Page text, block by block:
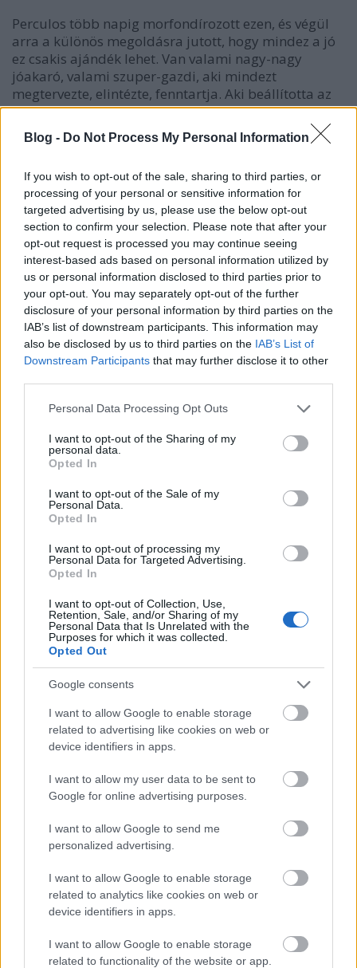
Blog - Do Not Process My Personal Information
If you wish to opt-out of the sale, sharing to third parties, or
processing of your personal or sensitive information for
targeted advertising by us, please use the below opt-out
section to confirm your selection. Please note that after your
opt-out request is processed you may continue seeing
interest-based ads based on personal information utilized by
us or personal information disclosed to third parties prior to
your opt-out. You may separately opt-out of the further
disclosure of your personal information by third parties on the
IAB’s list of downstream participants. This information may
also be disclosed by us to third parties on the IAB’s List of
Downstream Participants that may further disclose it to other
Please note that this website/app uses one or more Google
not limited to your visit or usage behaviour. You may click to
grant or deny consent to Google and its third-party tags to
use your data for below specified purposes in below Google
consent section.
Personal Data Processing Opt Outs
I want to opt-out of the Sharing of my
personal data.
Opted In
I want to opt-out of the Sale of my
Personal Data.
Opted In
I want to opt-out of processing my
Personal Data for Targeted Advertising.
Opted In
I want to opt-out of Collection, Use,
Retention, Sale, and/or Sharing of my
Personal Data that Is Unrelated with the
Purposes for which it was collected.
Opted Out
Google consents
I want to allow Google to enable storage
related to advertising like cookies on web or
device identifiers in apps.
I want to allow my user data to be sent to
Google for online advertising purposes.
I want to allow Google to send me
personalized advertising.
I want to allow Google to enable storage
related to analytics like cookies on web or
device identifiers in apps.
I want to allow Google to enable storage
related to functionality of the website or app.
Perculos több napig morfondírozott ezen, és végül
arra a különös megoldásra jutott, hogy mindez a jó
ez csakis ajándék lehet. Van valami nagy-nagy
jóakaró, valami szuper-gazdi, aki mindezt
megtervezte, elintézte, fenntartja. Aki beállította az
áramoltatót, aki beleszórja a planktonokat az
áramlatba. Mert ugyebár az akváriumban nem
lesznek csak úgy magától planktonok. Igen,
Bizonyos értelemben érthető, hogy Perculos rosszul
mérte fel a helyzetet. Soha nem látta az óceán
felszínét, sem a partot, Ausztráliát. Aztán a többi
kontinensről nem is beszélve. Sem a csillagokat nem
látta, és emiatt nem kellett a csillagokról sem
hasonló elméleteket kitalálnia, mint az óceánról.
Perculos soha nem hagyta el a tengeri rózsájukat,
így egész életében azt hitte, hogy egy akváriumban
laknak, és amikor a globális felmelegedés miatt
három fokot melegedett a víz, akkor sem hagyta el a
tengeri rózsájukat, azt hitte, hogy a szuper-gazdi
talán büntetésből csavarta fel a fűtést. Valamit
fajtalankodtak, vagy mi. Aztán hamarosan az
áramlat is megszűnt, de ezt is végzetes bűntudattal
vette magára. Szóval még mindig viszonylag
boldogan élt, csak éppen hamarosan meghalt, és
kipusztult az egész családja. Az akváriumban nem
hívő halak pedig ma is boldogan élnek az
Antarktiszhoz egy kicsit közelebb.
Címkék:tanmese kreacionizmus istenérv finomhangoltság
Ajánlott bejegyzések:
irtottak muszlimokat Európában...
Az indiai Jézus
A szerelem és a vallás irracionalitása